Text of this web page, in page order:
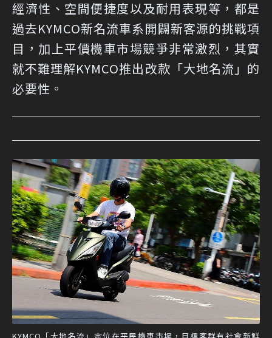
經濟性、空間便捷度以及耐用表現等，都是
過去KYMCO新名流車系開闢新客源的挑戰項
目，加上平價機車市場競爭非常激烈，其實
就不難理解KYMCO推出改款「大地名流」的
必要性。